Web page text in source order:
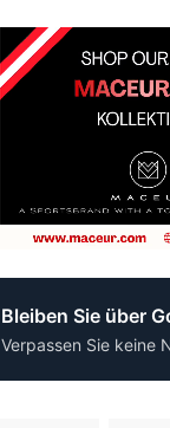
Bleiben Sie über
Verpassen Sie keine